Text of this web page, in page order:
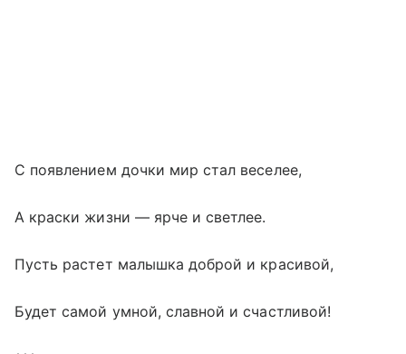
С появлением дочки мир стал веселее,
А краски жизни — ярче и светлее.
Пусть растет малышка доброй и красивой,
Будет самой умной, славной и счастливой!